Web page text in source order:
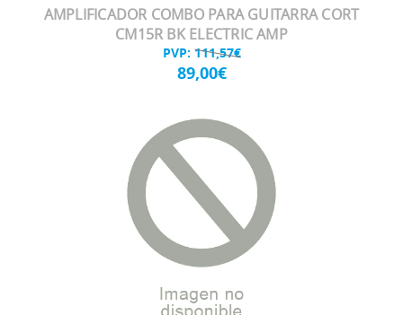
AMPLIFICADOR COMBO PARA GUITARRA CORT
CM15R BK ELECTRIC AMP
PVP: 111,57€
89,00€